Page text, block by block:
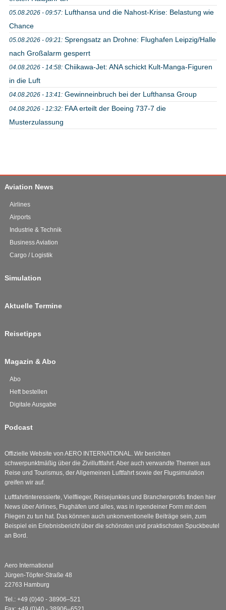
05.08.2026 - 09:57: Lufthansa und die Nahost-Krise: Belastung wie
Chance
05.08.2026 - 09:21: Sprengsatz an Drohne: Flughafen Leipzig/Halle
nach Großalarm gesperrt
04.08.2026 - 14:58: Chiikawa-Jet: ANA schickt Kult-Manga-Figuren
in die Luft
04.08.2026 - 13:41: Gewinneinbruch bei der Lufthansa Group
04.08.2026 - 12:32: FAA erteilt der Boeing 737-7 die
Musterzulassung
Aviation News
Airlines
Airports
Industrie & Technik
Business Aviation
Cargo / Logistik
Simulation
Aktuelle Termine
Reisetipps
Magazin & Abo
Abo
Heft bestellen
Digitale Ausgabe
Podcast
Offizielle Website von AERO INTERNATIONAL. Wir berichten
schwerpunktmäßig über die Zivilluftfahrt. Aber auch verwandte Themen aus
Reise und Tourismus, der Allgemeinen Luftfahrt sowie der Flugsimulation
greifen wir auf.
Luftfahrtinteressierte, Vielflieger, Reisejunkies und Branchenprofis finden hier
News über Airlines, Flughäfen und alles, was in irgendeiner Form mit dem
Fliegen zu tun hat. Das können auch unkonventionelle Beiträge sein, zum
Beispiel ein Erlebnisbericht über die schönsten und praktischsten Spuckbeutel
an Bord.
Aero International
Jürgen-Töpfer-Straße 48
22763 Hamburg
Tel.: +49 (0)40 - 38906–521